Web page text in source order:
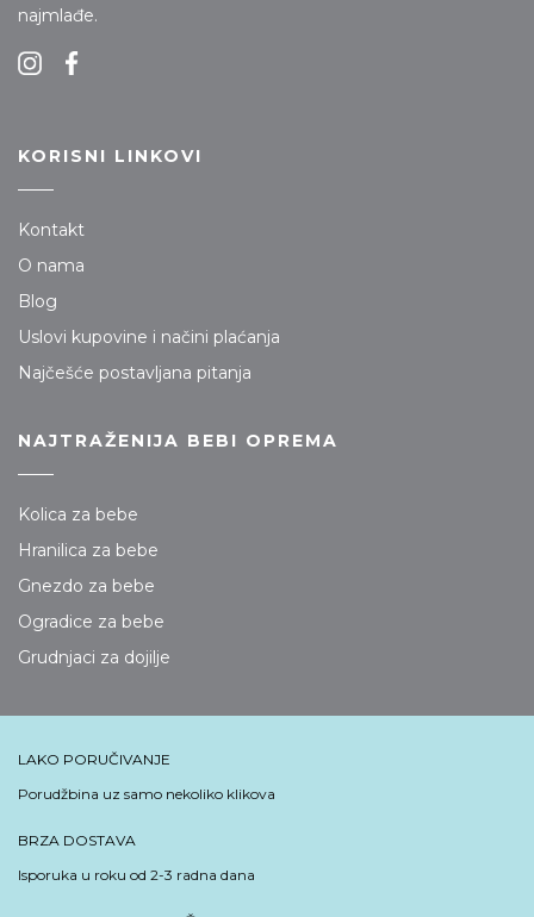
najmlađe.
KORISNI LINKOVI
Kontakt
O nama
Blog
Uslovi kupovine i načini plaćanja
Najčešće postavljana pitanja
NAJTRAŽENIJA BEBI OPREMA
Kolica za bebe
Hranilica za bebe
Gnezdo za bebe
Ogradice za bebe
Grudnjaci za dojilje
LAKO PORUČIVANJE
Porudžbina uz samo nekoliko klikova
BRZA DOSTAVA
Isporuka u roku od 2-3 radna dana